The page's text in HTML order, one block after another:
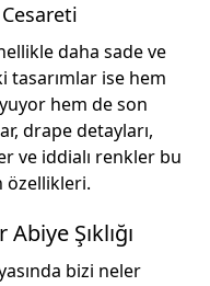
daha sade ve
tasarımlar ise hem
hem de son
drape detayları,
ve iddialı renkler bu
özellikleri.
Şıklığı
bizi neler